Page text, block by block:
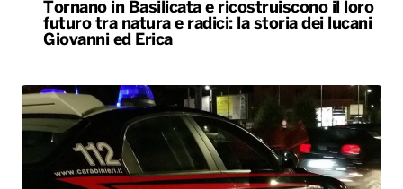
Tornano in Basilicata e ricostruiscono il loro
futuro tra natura e radici: la storia dei lucani
Giovanni ed Erica